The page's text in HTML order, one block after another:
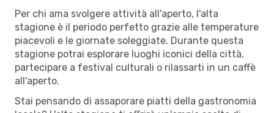
Per chi ama svolgere attività all'aperto, l'alta
stagione è il periodo perfetto grazie alle temperature
piacevoli e le giornate soleggiate. Durante questa
stagione potrai esplorare luoghi iconici della città,
partecipare a festival culturali o rilassarti in un caffè
all'aperto.
Stai pensando di assaporare piatti della gastronomia